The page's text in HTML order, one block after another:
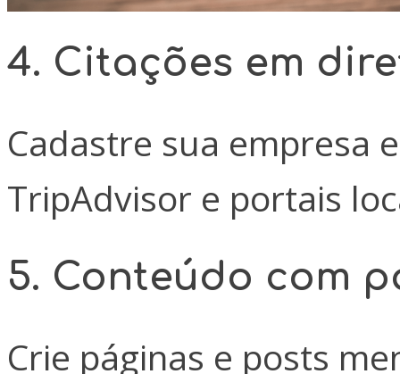
4. Citações em
Cadastre sua empresa
TripAdvisor e portais
5. Conteúdo com
Crie páginas e posts